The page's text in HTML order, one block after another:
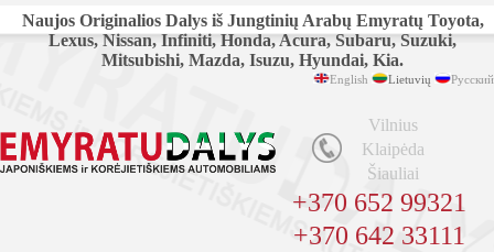
Naujos Originalios Dalys iš Jungtinių Arabų Emyratų Toyota,
Lexus, Nissan, Infiniti, Honda, Acura, Subaru, Suzuki,
Mitsubishi, Mazda, Isuzu, Hyundai, Kia.
English Lietuvių Русский
Vilnius
Klaipėda
Šiauliai
+370 652 99321
+370 642 33111